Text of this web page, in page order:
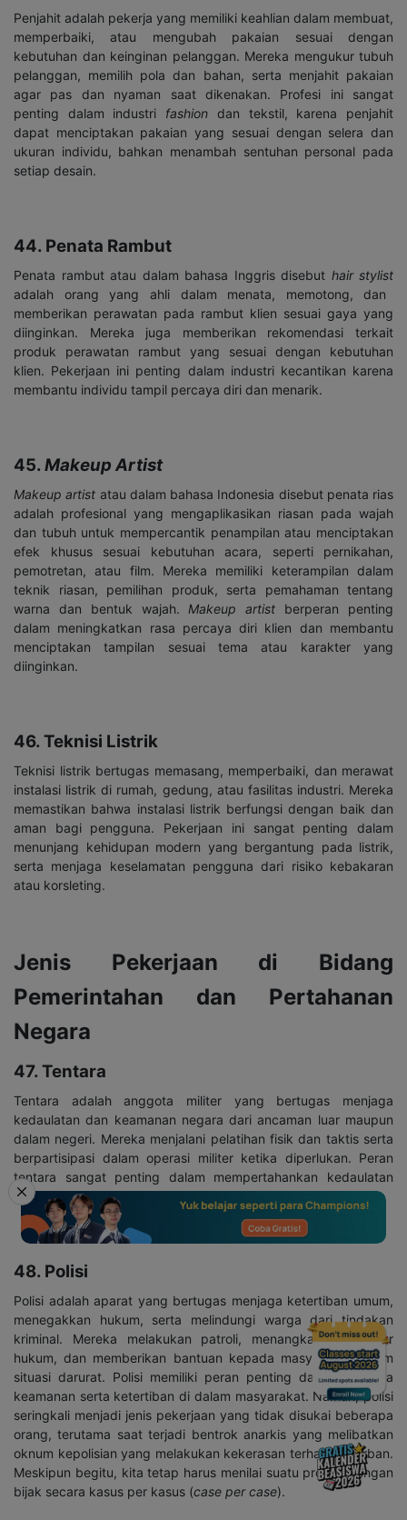
Penjahit adalah pekerja yang memiliki keahlian dalam membuat,
memperbaiki, atau mengubah pakaian sesuai dengan
kebutuhan dan keinginan pelanggan. Mereka mengukur tubuh
pelanggan, memilih pola dan bahan, serta menjahit pakaian
agar pas dan nyaman saat dikenakan. Profesi ini sangat
penting dalam industri fashion dan tekstil, karena penjahit
dapat menciptakan pakaian yang sesuai dengan selera dan
ukuran individu, bahkan menambah sentuhan personal pada
setiap desain.
44. Penata Rambut
Penata rambut atau dalam bahasa Inggris disebut hair stylist
adalah orang yang ahli dalam menata, memotong, dan
memberikan perawatan pada rambut klien sesuai gaya yang
diinginkan. Mereka juga memberikan rekomendasi terkait
produk perawatan rambut yang sesuai dengan kebutuhan
klien. Pekerjaan ini penting dalam industri kecantikan karena
membantu individu tampil percaya diri dan menarik.
45.Makeup Artist
Makeup artist atau dalam bahasa Indonesia disebut penata rias
adalah profesional yang mengaplikasikan riasan pada wajah
dan tubuh untuk mempercantik penampilan atau menciptakan
efek khusus sesuai kebutuhan acara, seperti pernikahan,
pemotretan, atau film. Mereka memiliki keterampilan dalam
teknik riasan, pemilihan produk, serta pemahaman tentang
warna dan bentuk wajah. Makeup artist berperan penting
dalam meningkatkan rasa percaya diri klien dan membantu
menciptakan tampilan sesuai tema atau karakter yang
diinginkan.
46. Teknisi Listrik
Teknisi listrik bertugas memasang, memperbaiki, dan merawat
instalasi listrik di rumah, gedung, atau fasilitas industri. Mereka
memastikan bahwa instalasi listrik berfungsi dengan baik dan
aman bagi pengguna. Pekerjaan ini sangat penting dalam
menunjang kehidupan modern yang bergantung pada listrik,
serta menjaga keselamatan pengguna dari risiko kebakaran
atau korsleting.
Jenis Pekerjaan di Bidang
Pemerintahan dan Pertahanan
Negara
47. Tentara
Tentara adalah anggota militer yang bertugas menjaga
kedaulatan dan keamanan negara dari ancaman luar maupun
dalam negeri. Mereka menjalani pelatihan fisik dan taktis serta
berpartisipasi dalam operasi militer ketika diperlukan. Peran
tentara sangat penting dalam mempertahankan kedaulatan
negara dan memberikan rasa aman bagi masyarakat.
48. Polisi
Polisi adalah aparat yang bertugas menjaga ketertiban umum,
menegakkan hukum, serta melindungi warga dari tindakan
kriminal. Mereka melakukan patroli, menangkap pelanggar
hukum, dan memberikan bantuan kepada masyarakat dalam
situasi darurat. Polisi memiliki peran penting dalam menjaga
keamanan serta ketertiban di dalam masyarakat. Namun, polisi
seringkali menjadi jenis pekerjaan yang tidak disukai beberapa
orang, terutama saat terjadi bentrok anarkis yang melibatkan
oknum kepolisian yang melakukan kekerasan terhadap korban.
Meskipun begitu, kita tetap harus menilai suatu profesi dengan
bijak secara kasus per kasus (case per case).